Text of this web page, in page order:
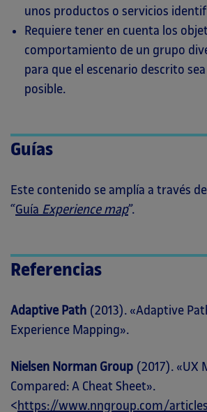
unos productos o servicios
Requiere tener en cuenta los
comportamiento de un grupo
para que el escenario descrito
posible.
Guías
Este contenido se amplía a través
“Guía Experiencemap”.
Referencias
Adaptive Path (2013). «Adaptive
Experience Mapping».
Nielsen Norman Group (2017). «UX
Compared: A Cheat Sheet».
< https://www.nngroup.com/